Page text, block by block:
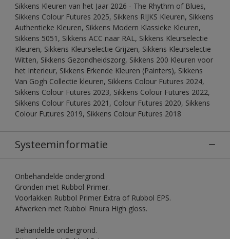
Sikkens Kleuren van het Jaar 2026 - The Rhythm of Blues,
Sikkens Colour Futures 2025, Sikkens RIJKS Kleuren, Sikkens
Authentieke Kleuren, Sikkens Modern Klassieke Kleuren,
Sikkens 5051, Sikkens ACC naar RAL, Sikkens Kleurselectie
Kleuren, Sikkens Kleurselectie Grijzen, Sikkens Kleurselectie
Witten, Sikkens Gezondheidszorg, Sikkens 200 Kleuren voor
het Interieur, Sikkens Erkende Kleuren (Painters), Sikkens
Van Gogh Collectie kleuren, Sikkens Colour Futures 2024,
Sikkens Colour Futures 2023, Sikkens Colour Futures 2022,
Sikkens Colour Futures 2021, Colour Futures 2020, Sikkens
Colour Futures 2019, Sikkens Colour Futures 2018
Systeeminformatie
Onbehandelde ondergrond.
Gronden met Rubbol Primer.
Voorlakken Rubbol Primer Extra of Rubbol EPS.
Afwerken met Rubbol Finura High gloss.
Behandelde ondergrond.